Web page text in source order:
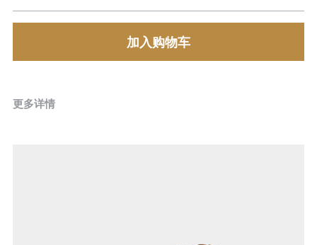
加入购物车
更多详情